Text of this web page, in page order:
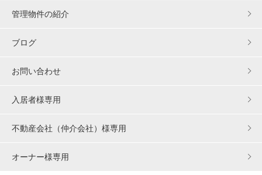
管理物件の紹介
ブログ
お問い合わせ
入居者様専用
不動産会社（仲介会社）様専用
オーナー様専用